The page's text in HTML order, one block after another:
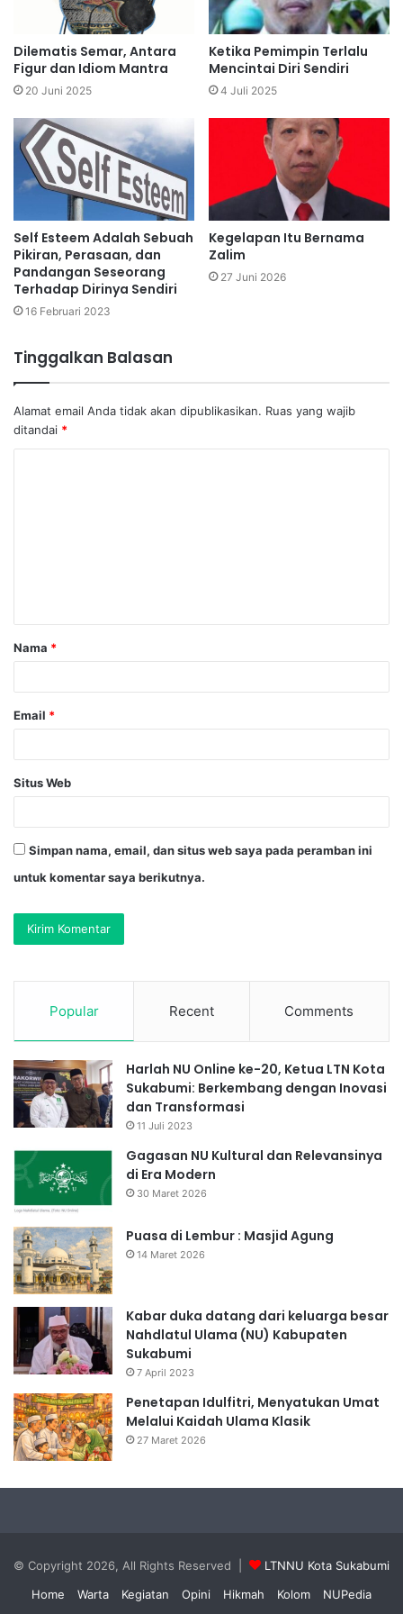
Dilematis Semar, Antara
Figur dan Idiom Mantra
20 Juni 2025
Ketika Pemimpin Terlalu
Mencintai Diri Sendiri
4 Juli 2025
Self Esteem Adalah Sebuah
Pikiran, Perasaan, dan
Pandangan Seseorang
Terhadap Dirinya Sendiri
16 Februari 2023
Kegelapan Itu Bernama
Zalim
27 Juni 2026
Tinggalkan Balasan
Alamat email Anda tidak akan dipublikasikan. Ruas yang wajib
ditandai *
a
r
Nama *
Email *
Situs Web
Simpan nama, email, dan situs web saya pada peramban ini
untuk komentar saya berikutnya.
Popular Recent Comments
Harlah NU Online ke-20, Ketua LTN Kota
Sukabumi: Berkembang dengan Inovasi
dan Transformasi
11 Juli 2023
Gagasan NU Kultural dan Relevansinya
di Era Modern
30 Maret 2026
Puasa di Lembur : Masjid Agung
14 Maret 2026
Kabar duka datang dari keluarga besar
Nahdlatul Ulama (NU) Kabupaten
Sukabumi
7 April 2023
Penetapan Idulfitri, Menyatukan Umat
Melalui Kaidah Ulama Klasik
27 Maret 2026
© Copyright 2026, All Rights Reserved |
LTNNU Kota Sukabumi
Home
Warta Kegiatan Opini Hikmah Kolom NUPedia